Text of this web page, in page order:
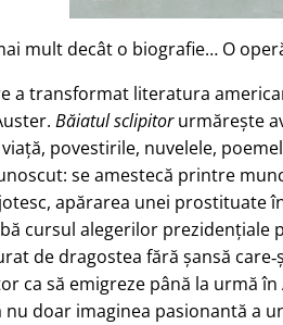
mult decât o biografie… O
a transformat literatura
Băiatul sclipitorurmărește
povestirile, nuvelele,
se amestecă printre
apărarea unei prostituate
cursul alegerilor prezidențiale
de dragostea fără șansă
ca să emigreze până la urmă
doar imaginea pasionantă a